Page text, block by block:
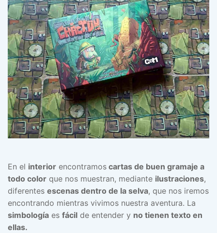
En el interior encontramos cartas de buen gramaje a
todo color que nos muestran, mediante ilustraciones,
diferentes escenas dentro de la selva, que nos iremos
encontrando mientras vivimos nuestra aventura. La
simbología es fácil de entender y no tienen texto en
ellas.